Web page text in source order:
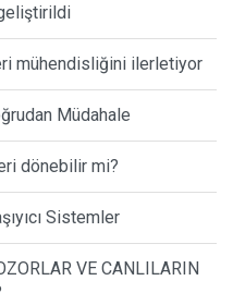
mühendisliğini ilerletiyor
Müdahale
dönebilir mi?
Sistemler
VE CANLILARIN